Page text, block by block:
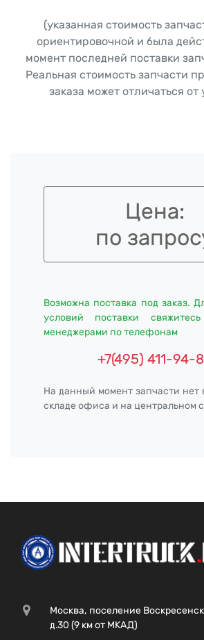
(указанная стоимость
ориентировочной и была
момент последней поставки
Реальная стоимость запчасти
заказа может отличаться от
Цена:
по
Возможна поставка под заказ.
условий поставки
менеджерами по телефонам
+7(495) 411-94-
На данный момент запчасти нет
складе офиса и на центральном
Москва, поселение
д.30 (9 км от МКАД)